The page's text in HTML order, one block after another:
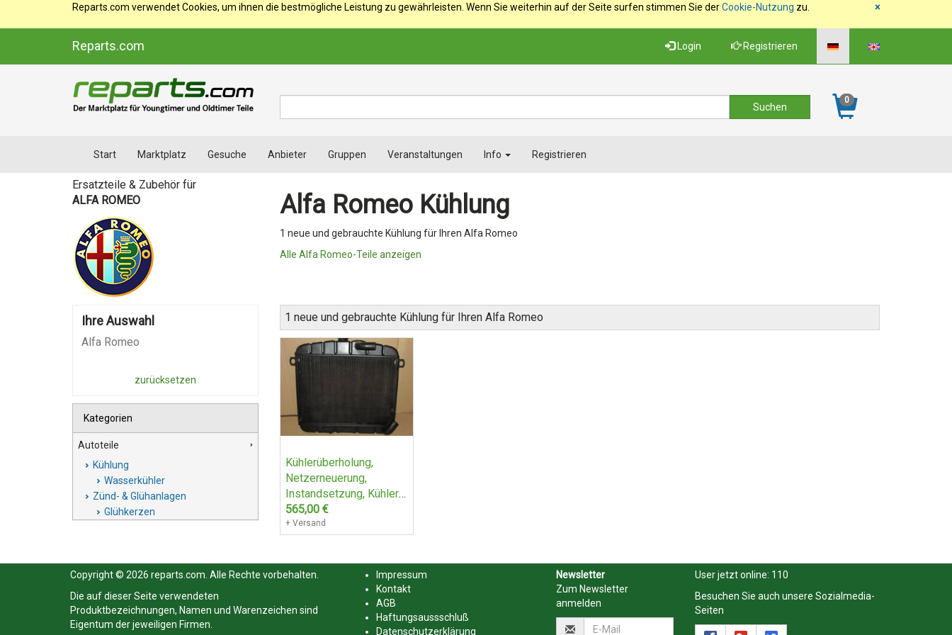
×
Reparts.com verwendet Cookies, um ihnen die bestmögliche Leistung zu gewährleisten. Wenn Sie weiterhin auf der Seite surfen stimmen Sie derCookie-Nutzung zu.
Reparts.com Login Registrieren
0
Start Marktplatz Gesuche Anbieter Gruppen Veranstaltungen Info Registrieren
Alfa Romeo Kühlung
1 neue und gebrauchte Kühlung für Ihren Alfa Romeo
Alle Alfa Romeo-Teile anzeigen
Ersatzteile & Zubehör für
ALFA ROMEO
1 neue und gebrauchte Kühlung für Ihren Alfa Romeo
Kühlerüberholung,
Netzerneuerung,
Instandsetzung, Kühler
für Alfa Romeo, Spider,
Giulia, GT auch 1750 &
565,00 €
+ Versand
Ihre Auswahl
Alfa Romeo
zurücksetzen
Kategorien
Autoteile
Kühlung
Wasserkühler
Zünd- & Glühanlagen
Glühkerzen
Copyright © 2026 reparts.com. Alle Rechte vorbehalten.
Die auf dieser Seite verwendeten
Produktbezeichnungen, Namen und Warenzeichen sind
Eigentum der jeweiligen Firmen.
Impressum
Kontakt
AGB
Haftungsaussschluß
Datenschutzerklärung
Newsletter
Zum Newsletter
anmelden
User jetzt online: 110
Besuchen Sie auch unsere Sozialmedia-
Seiten